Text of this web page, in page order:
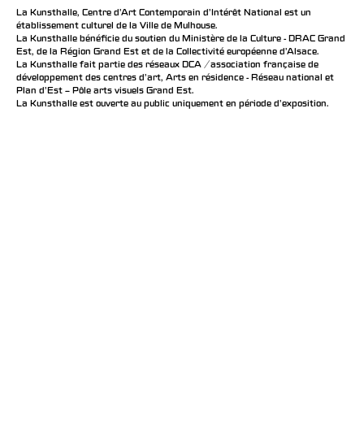
La Kunsthalle, Centre d’Art Contemporain d’Intérêt National est un
établissement culturel de la Ville de Mulhouse.
La Kunsthalle bénéficie du soutien du Ministère de la Culture - DRAC Grand
Est, de la Région Grand Est et de la Collectivité européenne d’Alsace.
La Kunsthalle fait partie des réseaux DCA / association française de
développement des centres d'art, Arts en résidence - Réseau national et
Plan d’Est – Pôle arts visuels Grand Est.
La Kunsthalle est ouverte au public uniquement en période d'exposition.